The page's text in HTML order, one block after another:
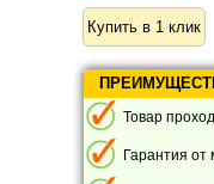
Товар
Гарантия от